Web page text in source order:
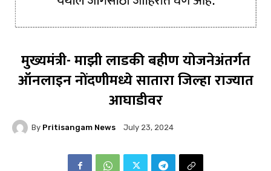
मुख्यमंत्री- माझी लाडकी बहीण योजनेअंतर्गत
ऑनलाइन नोंदणीमध्ये सातारा जिल्हा राज्यात
आघाडीवर
By Pritisangam News July 23, 2024